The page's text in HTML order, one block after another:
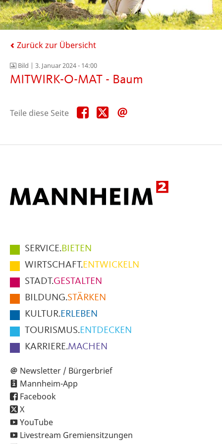
Zurück zur Übersicht
Bild | 3. Januar 2024 - 14:00
MITWIRK-O-MAT - Baum
Teile diese Seite Teile
diese
Teile
diese
Hauptmenüpunkte
im
Fußbereich
der
Seite
SERVICE.BIETEN
WIRTSCHAFT.ENTWICKELN
STADT.GESTALTEN
BILDUNG.STÄRKEN
KULTUR.ERLEBEN
TOURISMUS.ENTDECKEN
KARRIERE.MACHEN
Newsletter / Bürgerbrief
Mannheim-App
Facebook
X
YouTube
Livestream Gremiensitzungen